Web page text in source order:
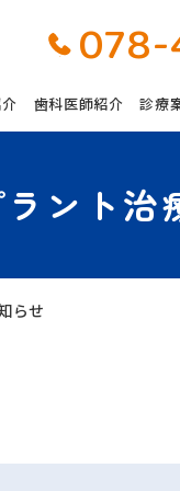
歯科医師紹介 診療
ント治
らせ